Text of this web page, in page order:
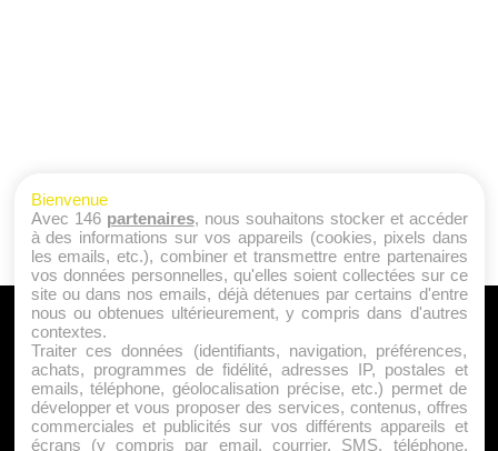
A PROPOS
Qui sommes nous ?
Mentions Légales
Publicité
Politique de Cookies
Bienvenue
Avec 146 partenaires, nous souhaitons stocker et accéder
à des informations sur vos appareils (cookies, pixels dans
les emails, etc.), combiner et transmettre entre partenaires
vos données personnelles, qu'elles soient collectées sur ce
site ou dans nos emails, déjà détenues par certains d'entre
nous ou obtenues ultérieurement, y compris dans d'autres
contextes.
Traiter ces données (identifiants, navigation, préférences,
achats, programmes de fidélité, adresses IP, postales et
emails, téléphone, géolocalisation précise, etc.) permet de
développer et vous proposer des services, contenus, offres
commerciales et publicités sur vos différents appareils et
écrans (y compris par email, courrier, SMS, téléphone,